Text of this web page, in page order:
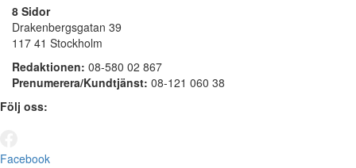
8 Sidor
Drakenbergsgatan 39
117 41 Stockholm
Redaktionen: 08-580 02 867
Prenumerera/Kundtjänst: 08-121 060 38
Följ oss:
Facebook